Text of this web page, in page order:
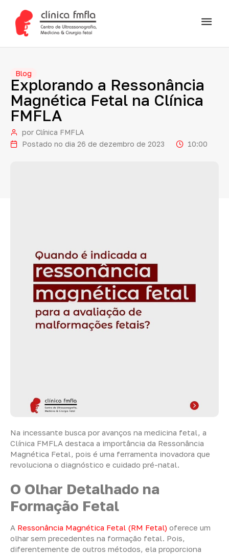
Blog
Explorando a Ressonância
Magnética Fetal na Clínica
FMFLA
por Clínica FMFLA
Postado no dia 26 de dezembro de 2023 10:00
Na incessante busca por avanços na medicina fetal, a
Clínica FMFLA destaca a importância da Ressonância
Magnética Fetal, pois é uma ferramenta inovadora que
revoluciona o diagnóstico e cuidado pré-natal.
O Olhar Detalhado na
Formação Fetal
A Ressonância Magnética Fetal (RM Fetal) oferece um
olhar sem precedentes na formação fetal. Pois,
diferentemente de outros métodos, ela proporciona